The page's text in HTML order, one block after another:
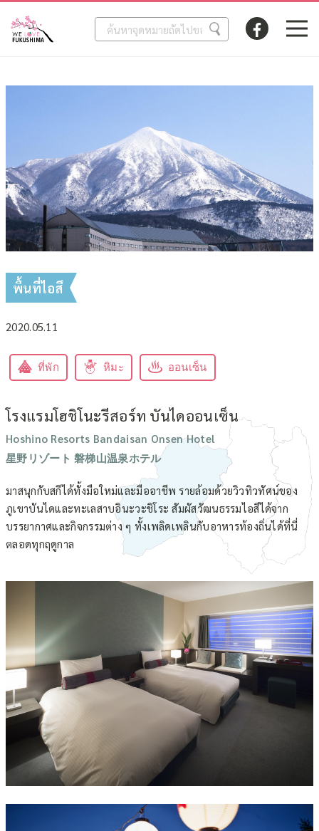
พื้นที่ไอสึ
2020.05.11
ที่พัก หิมะ ออนเซ็น
โรงแรมโฮชิโนะรีสอร์ท บันไดออนเซ็น
Hoshino Resorts Bandaisan Onsen Hotel
星野リゾート 磐梯山温泉ホテル
มาสนุกกับสกีได้ทั้งมือใหม่และมืออาชีพ รายล้อมด้วยวิวทิวทัศน์ของ
ภูเขาบันไดและทะเลสาบอินะวะชิโระ สัมผัสวัฒนธรรมไอสึได้จาก
บรรยากาศและกิจกรรมต่าง ๆ ทั้งเพลิดเพลินกับอาหารท้องถิ่นได้ที่นี่
ตลอดทุกฤดูกาล